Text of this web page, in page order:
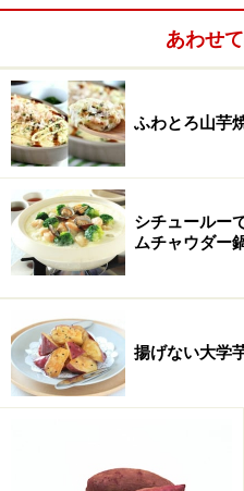
ゆであずき
※出来上がり写真では、粉
ケーキの上にフォークをの
を振りかければ、フォーク
な形や文字を切り抜いた
よ。
あわせ
ふわとろ山芋
シチュールー
ムチャウダー
揚げない大学